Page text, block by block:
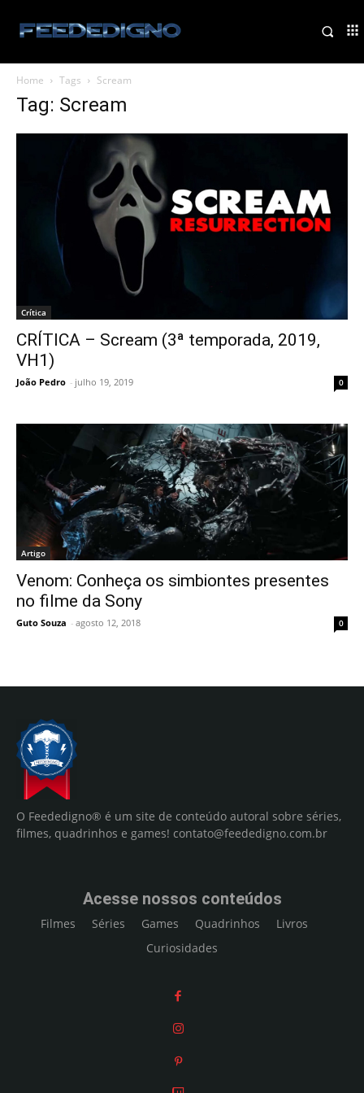
Home Tags Scream
Tag: Scream
Crítica
CRÍTICA – Scream (3ª temporada, 2019,
VH1)
João Pedro - julho 19, 2019 0
Artigo
Venom: Conheça os simbiontes presentes
no filme da Sony
Guto Souza - agosto 12, 2018 0
O Feededigno® é um site de conteúdo autoral sobre séries,
filmes, quadrinhos e games! contato@feededigno.com.br
Acesse nossos conteúdos
Filmes Séries Games Quadrinhos
Livros
Curiosidades